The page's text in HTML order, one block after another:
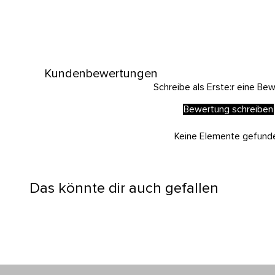
Kundenbewertungen
Schreibe als Erste:r eine
Bewertung schreiben
Keine Elemente
Das könnte dir auch gefallen